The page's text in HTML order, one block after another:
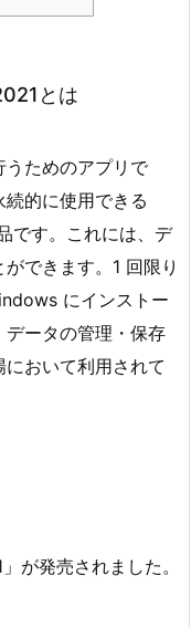
とは
うためのアプリで
的に使用できる
です。これには、デ
できます。1 回限り
にインストー
データの管理・保存
おいて利用されて
が発売されました。